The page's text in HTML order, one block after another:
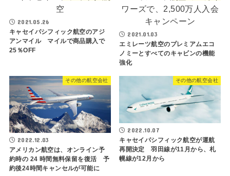
2021.05.26
キャセイパシフィック航空のアジ
アンマイル マイルで商品購入で
25％OFF
2021.01.03
エミレーツ航空のプレミアムエコ
ノミーとすべてのキャビンの機能
強化
その他の航空会社
2022.12.03
アメリカン航空は、オンライン予
約時の 24 時間無料保留を復活 予
約後24時間キャンセルが可能に
その他の航空会社
2022.10.07
キャセイパシフィック航空が運航
再開決定 羽田線が11月から、札
幌線が12月から